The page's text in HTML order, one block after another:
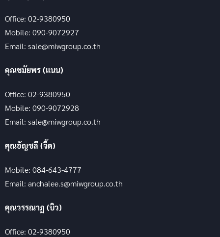
Office: 02-9380950
Mobile: 090-9072927
Email: sale@miwgroup.co.th
คุณชมัยพร (แนน)
Office: 02-9380950
Mobile: 090-9072928
Email: sale@miwgroup.co.th
คุณอัญชลี (จี๊ด)
Mobile: 084-643-4777
Email: anchalee.s@miwgroup.co.th
คุณวรรณาฏ (บิว)
Office: 02-9380950